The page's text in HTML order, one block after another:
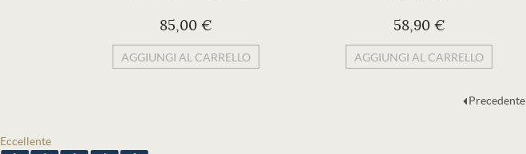
85,00 €
AGGIUNGI AL CARRELLO
58,90 €
AGGIUNGI AL CARRELLO
Precedente
Eccellente